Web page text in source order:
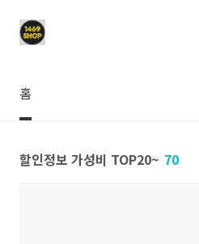
홈
할인정보 가성비 TOP20~ 70